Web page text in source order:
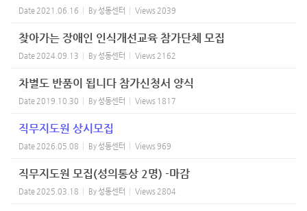
Date 2021.06.16 By성동센터 Views 2039
찾아가는 장애인 인식개선교육 참가단체 모집
Date 2024.09.13 By성동센터 Views 2162
차별도 반품이 됩니다 참가신청서 양식
Date 2019.10.30 By성동센터 Views 1817
직무지도원 상시모집
Date 2026.05.08 By성동센터 Views 969
직무지도원 모집(성의통상 2명) -마감
Date 2025.03.18 By성동센터 Views 2804